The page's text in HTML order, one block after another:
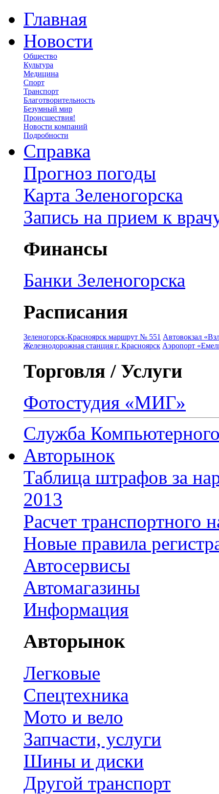
Главная
Новости
Общество
Культура
Медицина
Спорт
Транспорт
Благотворительность
Безумный мир
Происшествия!
Новости компаний
Подробности
Справка
Прогноз погоды
Карта Зеленогорска
Запись на прием к
Финансы
Банки Зеленогорска
Расписания
Зеленогорск-Красноярск маршрут № 551 Автовокзал
Железнодорожная станция г. Красноярск Аэропорт
Торговля / Услуги
Фотостудия «МИГ»
Служба
Авторынок
Таблица штрафов за
2013
Расчет транспортного
Новые правила
Автосервисы
Автомагазины
Информация
Авторынок
Легковые
Спецтехника
Мото и вело
Запчасти, услуги
Шины и диски
Другой транспорт